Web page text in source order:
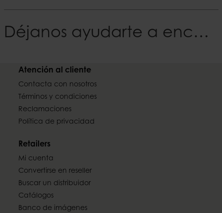
Déjanos ayudarte a encontrar tu Estilo
Atención al cliente
Contacta con nosotros
Términos y condiciones
Reclamaciones
Política de privacidad
Retailers
Mi cuenta
Convertirse en reseller
Buscar un distribuidor
Catálogos
Banco de imágenes